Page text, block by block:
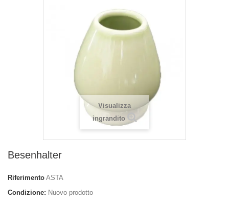
Visualizza
ingrandito
Besenhalter
Riferimento ASTA
Condizione: Nuovo prodotto